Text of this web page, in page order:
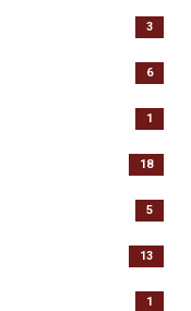
3
6
1
18
5
13
1